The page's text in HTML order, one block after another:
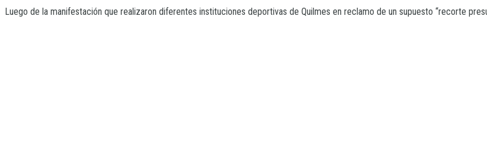
Luego de la manifestación que realizaron diferentes instituciones deportivas de Quilmes en reclamo de un supuesto “recorte